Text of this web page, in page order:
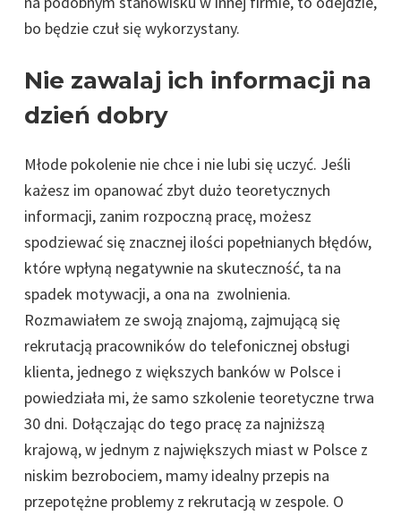
bo będzie czuł się wykorzystany.
Nie zawalaj ich informacji na
dzień dobry
Młode pokolenie nie chce i nie lubi się uczyć. Jeśli
każesz im opanować zbyt dużo teoretycznych
informacji, zanim rozpoczną pracę, możesz
spodziewać się znacznej ilości popełnianych błędów,
które wpłyną negatywnie na skuteczność, ta na
spadek motywacji, a ona na zwolnienia.
Rozmawiałem ze swoją znajomą, zajmującą się
rekrutacją pracowników do telefonicznej obsługi
klienta, jednego z większych banków w Polsce i
powiedziała mi, że samo szkolenie teoretyczne trwa
30 dni. Dołączając do tego pracę za najniższą
krajową, w jednym z największych miast w Polsce z
niskim bezrobociem, mamy idealny przepis na
przepotężne problemy z rekrutacją w zespole. O